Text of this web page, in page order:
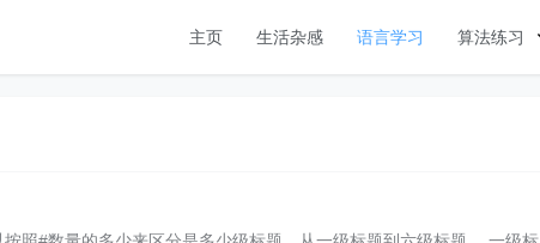
主页 生活杂感 语言学习 算法练习